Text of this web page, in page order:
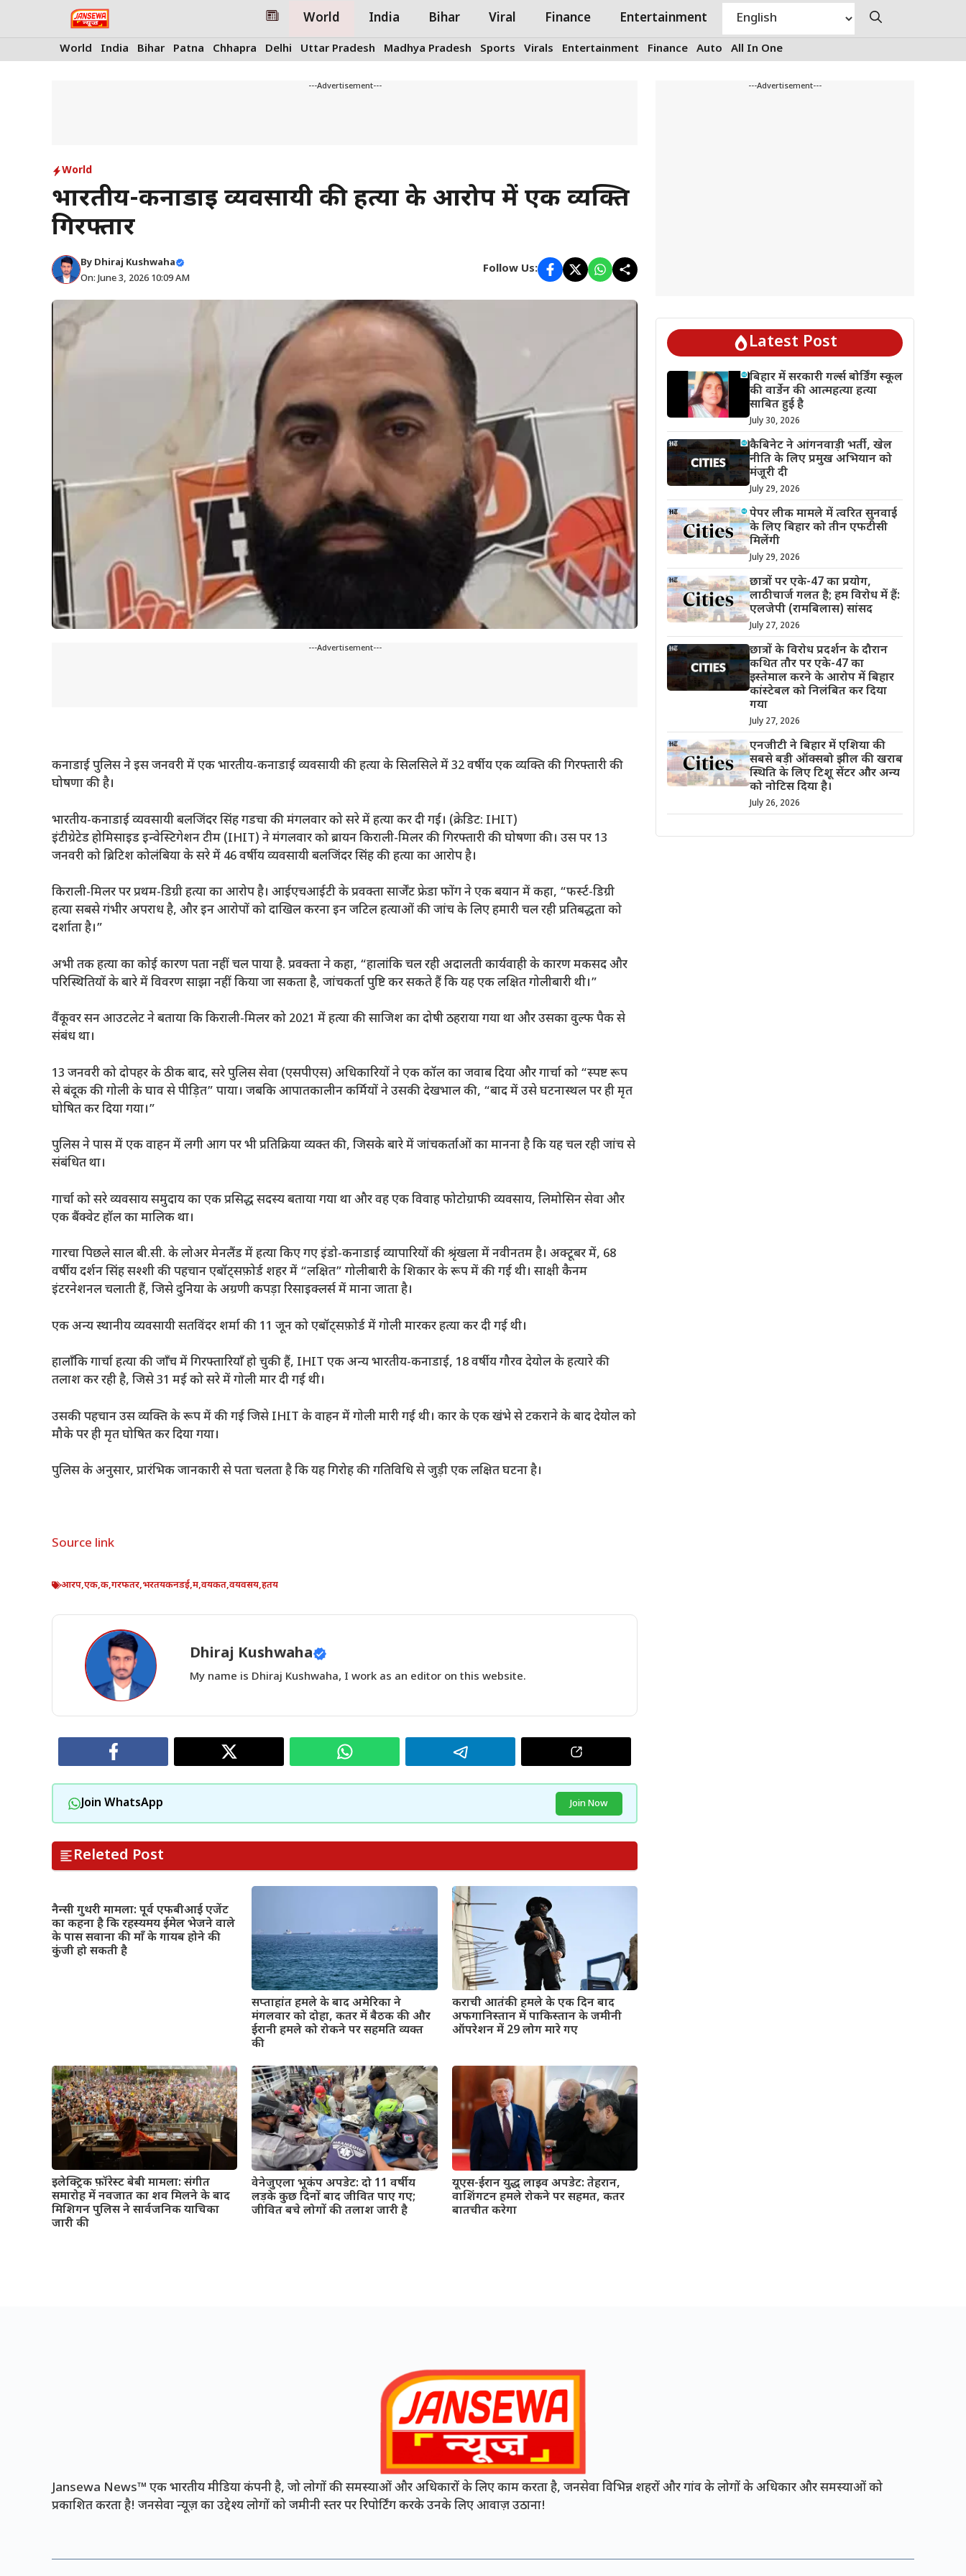
World India Bihar Viral Finance Entertainment
World India Bihar Patna Chhapra Delhi Uttar Pradesh Madhya Pradesh Sports Virals Entertainment Finance Auto All In One
---Advertisement---
World
भारतीय-कनाडाई व्यवसायी की हत्या के आरोप में एक व्यक्ति
गिरफ्तार
By Dhiraj Kushwaha
On: June 3, 2026 10:09 AM
Follow Us:
---Advertisement---
कनाडाई पुलिस ने इस जनवरी में एक भारतीय-कनाडाई व्यवसायी की हत्या के सिलसिले में 32 वर्षीय एक व्यक्ति की गिरफ्तारी की
घोषणा की है।
भारतीय-कनाडाई व्यवसायी बलजिंदर सिंह गडचा की मंगलवार को सरे में हत्या कर दी गई। (क्रेडिट: IHIT)
इंटीग्रेटेड होमिसाइड इन्वेस्टिगेशन टीम (IHIT) ने मंगलवार को ब्रायन किराली-मिलर की गिरफ्तारी की घोषणा की। उस पर 13
जनवरी को ब्रिटिश कोलंबिया के सरे में 46 वर्षीय व्यवसायी बलजिंदर सिंह की हत्या का आरोप है।
किराली-मिलर पर प्रथम-डिग्री हत्या का आरोप है। आईएचआईटी के प्रवक्ता सार्जेंट फ्रेडा फोंग ने एक बयान में कहा, “फर्स्ट-डिग्री
हत्या सबसे गंभीर अपराध है, और इन आरोपों को दाखिल करना इन जटिल हत्याओं की जांच के लिए हमारी चल रही प्रतिबद्धता को
दर्शाता है।”
अभी तक हत्या का कोई कारण पता नहीं चल पाया है. प्रवक्ता ने कहा, “हालांकि चल रही अदालती कार्यवाही के कारण मकसद और
परिस्थितियों के बारे में विवरण साझा नहीं किया जा सकता है, जांचकर्ता पुष्टि कर सकते हैं कि यह एक लक्षित गोलीबारी थी।”
वैंकूवर सन आउटलेट ने बताया कि किराली-मिलर को 2021 में हत्या की साजिश का दोषी ठहराया गया था और उसका वुल्फ पैक से
संबंध था।
13 जनवरी को दोपहर के ठीक बाद, सरे पुलिस सेवा (एसपीएस) अधिकारियों ने एक कॉल का जवाब दिया और गार्चा को “स्पष्ट रूप
से बंदूक की गोली के घाव से पीड़ित” पाया। जबकि आपातकालीन कर्मियों ने उसकी देखभाल की, “बाद में उसे घटनास्थल पर ही मृत
घोषित कर दिया गया।”
पुलिस ने पास में एक वाहन में लगी आग पर भी प्रतिक्रिया व्यक्त की, जिसके बारे में जांचकर्ताओं का मानना ​​है कि यह चल रही जांच से
संबंधित था।
गार्चा को सरे व्यवसाय समुदाय का एक प्रसिद्ध सदस्य बताया गया था और वह एक विवाह फोटोग्राफी व्यवसाय, लिमोसिन सेवा और
एक बैंक्वेट हॉल का मालिक था।
गारचा पिछले साल बी.सी. के लोअर मेनलैंड में हत्या किए गए इंडो-कनाडाई व्यापारियों की श्रृंखला में नवीनतम है। अक्टूबर में, 68
वर्षीय दर्शन सिंह सश्शी की पहचान एबॉट्सफ़ोर्ड शहर में “लक्षित” गोलीबारी के शिकार के रूप में की गई थी। साक्षी कैनम
इंटरनेशनल चलाती हैं, जिसे दुनिया के अग्रणी कपड़ा रिसाइक्लर्स में माना जाता है।
एक अन्य स्थानीय व्यवसायी सतविंदर शर्मा की 11 जून को एबॉट्सफ़ोर्ड में गोली मारकर हत्या कर दी गई थी।
हालाँकि गार्चा हत्या की जाँच में गिरफ्तारियाँ हो चुकी हैं, IHIT एक अन्य भारतीय-कनाडाई, 18 वर्षीय गौरव देयोल के हत्यारे की
तलाश कर रही है, जिसे 31 मई को सरे में गोली मार दी गई थी।
उसकी पहचान उस व्यक्ति के रूप में की गई जिसे IHIT के वाहन में गोली मारी गई थी। कार के एक खंभे से टकराने के बाद देयोल को
मौके पर ही मृत घोषित कर दिया गया।
पुलिस के अनुसार, प्रारंभिक जानकारी से पता चलता है कि यह गिरोह की गतिविधि से जुड़ी एक लक्षित घटना है।
Source link
आरप,एक,क,गरफतर,भरतयकनडई,म,वयकत,वयवसय,हतय
Dhiraj Kushwaha
My name is Dhiraj Kushwaha, I work as an editor on this website.
Join WhatsApp Join Now
Releted Post
नैन्सी गुथरी मामला: पूर्व एफबीआई एजेंट
का कहना है कि रहस्यमय ईमेल भेजने वाले
के पास सवाना की माँ के गायब होने की
कुंजी हो सकती है
सप्ताहांत हमले के बाद अमेरिका ने
मंगलवार को दोहा, कतर में बैठक की और
ईरानी हमले को रोकने पर सहमति व्यक्त
की
कराची आतंकी हमले के एक दिन बाद
अफगानिस्तान में पाकिस्तान के जमीनी
ऑपरेशन में 29 लोग मारे गए
इलेक्ट्रिक फ़ॉरेस्ट बेबी मामला: संगीत
समारोह में नवजात का शव मिलने के बाद
मिशिगन पुलिस ने सार्वजनिक याचिका
जारी की
वेनेजुएला भूकंप अपडेट: दो 11 वर्षीय
लड़के कुछ दिनों बाद जीवित पाए गए;
जीवित बचे लोगों की तलाश जारी है
यूएस-ईरान युद्ध लाइव अपडेट: तेहरान,
वाशिंगटन हमले रोकने पर सहमत, कतर
बातचीत करेगा
---Advertisement---
Latest Post
बिहार में सरकारी गर्ल्स बोर्डिंग स्कूल
की वार्डेन की आत्महत्या हत्या
साबित हुई है
July 30, 2026
कैबिनेट ने आंगनवाड़ी भर्ती, खेल
नीति के लिए प्रमुख अभियान को
मंजूरी दी
July 29, 2026
पेपर लीक मामले में त्वरित सुनवाई
के लिए बिहार को तीन एफटीसी
मिलेंगी
July 29, 2026
छात्रों पर एके-47 का प्रयोग,
लाठीचार्ज गलत है; हम विरोध में हैं:
एलजेपी (रामबिलास) सांसद
July 27, 2026
छात्रों के विरोध प्रदर्शन के दौरान
कथित तौर पर एके-47 का
इस्तेमाल करने के आरोप में बिहार
कांस्टेबल को निलंबित कर दिया
गया
July 27, 2026
एनजीटी ने बिहार में एशिया की
सबसे बड़ी ऑक्सबो झील की खराब
स्थिति के लिए टिशू सेंटर और अन्य
को नोटिस दिया है।
July 26, 2026
Jansewa News™ एक भारतीय मीडिया कंपनी है, जो लोगों की समस्याओं और अधिकारों के लिए काम करता है, जनसेवा विभिन्न शहरों और गांव के लोगों के अधिकार और समस्याओं को
प्रकाशित करता है! जनसेवा न्यूज़ का उद्देश्य लोगों को जमीनी स्तर पर रिपोर्टिंग करके उनके लिए आवाज़ उठाना!